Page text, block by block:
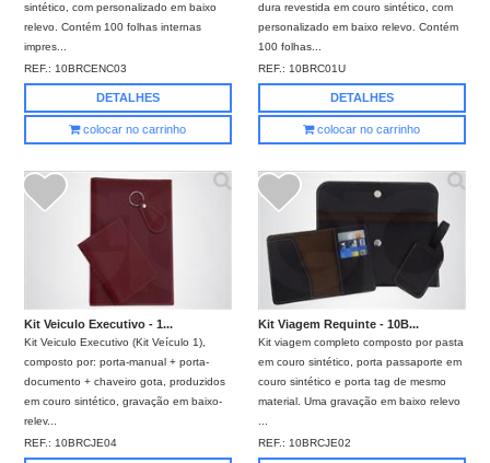
sintético, com personalizado em baixo
relevo. Contém 100 folhas internas
impres...
REF.:10BRCENC03
DETALHES
colocar no carrinho
dura revestida em couro sintético, com
personalizado em baixo relevo. Contém
100 folhas...
REF.:10BRC01U
DETALHES
colocar no carrinho
Kit Veiculo Executivo - 1...
Kit Veiculo Executivo (Kit Veículo 1),
composto por: porta-manual + porta-
documento + chaveiro gota, produzidos
em couro sintético, gravação em baixo-
relev...
REF.: 10BRCJE04
Kit Viagem Requinte - 10B...
Kit viagem completo composto por pasta
em couro sintético, porta passaporte em
couro sintético e porta tag de mesmo
material. Uma gravação em baixo relevo
REF.: 10BRCJE02